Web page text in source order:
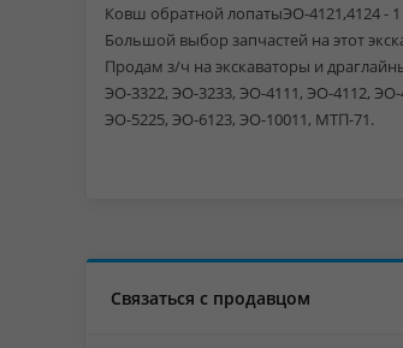
Ковш обратной лопатыЭО-4121,4124 - 1
Большой выбор запчастей на этот
Продам з/ч на экскаваторы и
ЭО-3322, ЭО-3233, ЭО-4111, ЭО-4112,
ЭО-5225, ЭО-6123, ЭО-10011, МТП-71.
Связаться с продавцом